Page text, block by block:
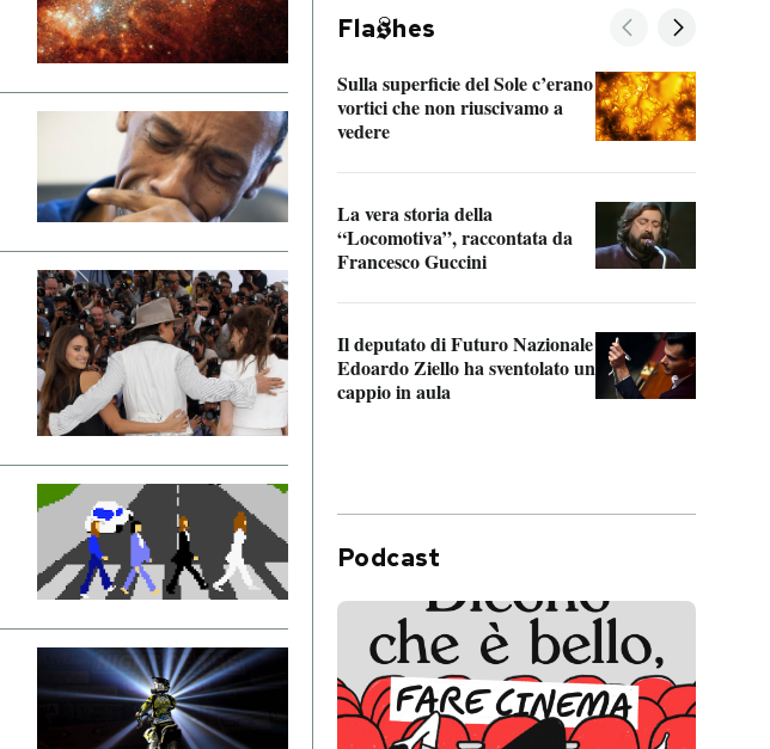
Fla hes
Sulla superficie del Sole c’erano
vortici che non riuscivamo a
vedere
La vera storia della
“Locomotiva”, raccontata da
Francesco Guccini
Il deputato di Futuro Nazionale
Edoardo Ziello ha sventolato un
cappio in aula
Podcast